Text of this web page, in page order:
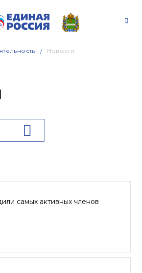
Новости
самых активных членов